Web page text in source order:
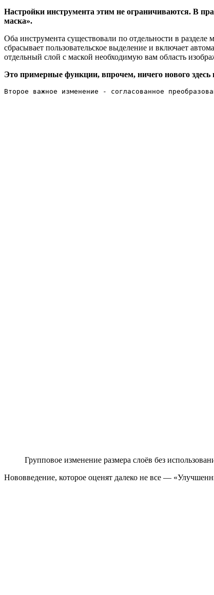
Настройки инструмента этим не ограничиваются. В
маска».
Оба инструмента существовали по отдельности в
сбрасывает пользовательское выделение и включает
отдельный слой с маской необходимую вам область
Это примерные функции, впрочем, ничего нового здесь
Второе важное изменение - согласованное
Групповое изменение размера слоёв без
Нововведение, которое оценят далеко не все —